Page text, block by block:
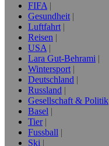
FIFA
Gesundheit
Luftfahrt
Reisen
USA
Lara Gut-Behrami
Wintersport
Deutschland
Russland
Gesellschaft & Politik
Basel
Tier
Fussball
Ski